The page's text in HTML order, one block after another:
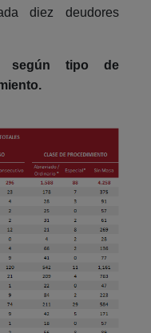
diez deudores
según tipo de